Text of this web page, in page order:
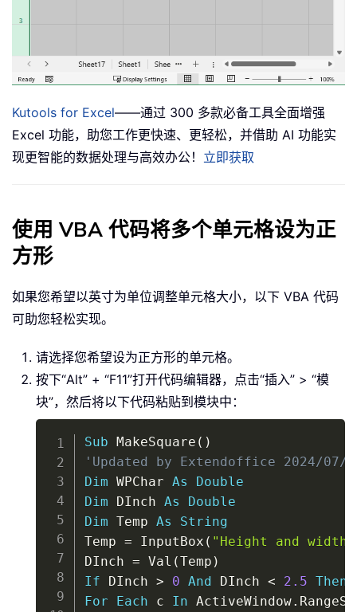
Kutools for Excel——通过 300 多款必备工具全面增强
Excel 功能，助您工作更快速、更轻松，并借助 AI 功能实
现更智能的数据处理与高效办公！ 立即获取
使用 VBA 代码将多个单元格设为正
方形
如果您希望以英寸为单位调整单元格大小，以下 VBA 代码
可助您轻松实现。
请选择您希望设为正方形的单元格。
按下“Alt” + “F11”打开代码编辑器，点击“插入” > “模
块”，然后将以下代码粘贴到模块中：
Sub MakeSquare ( )
'Updated by Extendoffice 2024/07/
Dim WPChar As
Double
Dim DInch As
Double
Dim Temp As
String
Temp = InputBox ( "Height and width
DInch = Val (Temp )
If DInch > 0 And DInch < 2.5 Then
For
Each c In ActiveWindow.